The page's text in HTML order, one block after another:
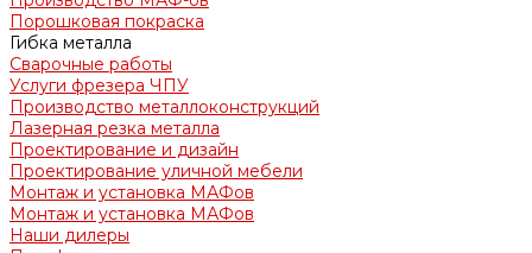
Порошковая покраска
Гибка металла
Сварочные работы
Услуги фрезера ЧПУ
Производство металлоконструкций
Лазерная резка металла
Проектирование и дизайн
Проектирование уличной мебели
Монтаж и установка МАФов
Монтаж и установка МАФов
Наши дилеры